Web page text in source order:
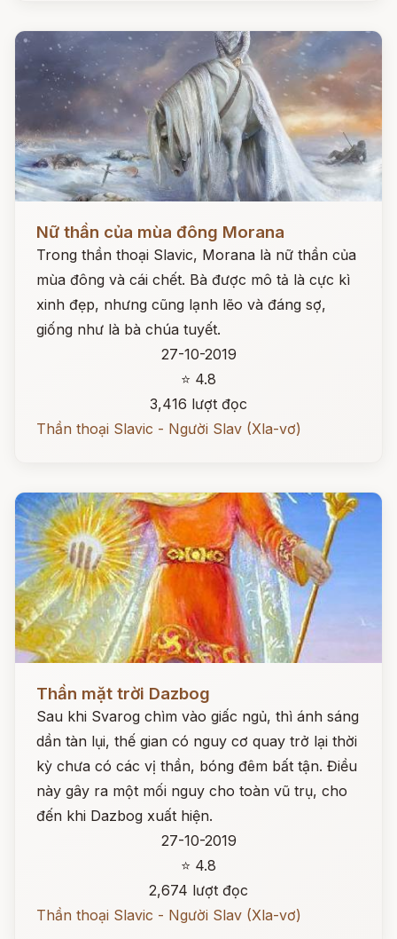
Nữ thần của mùa đông Morana
Trong thần thoại Slavic, Morana là nữ thần của
mùa đông và cái chết. Bà được mô tả là cực kì
xinh đẹp, nhưng cũng lạnh lẽo và đáng sợ,
giống như là bà chúa tuyết.
27-10-2019
⭐ 4.8
3,416 lượt đọc
Thần thoại Slavic - Người Slav (Xla-vơ)
Đọc ngay
Thần mặt trời Dazbog
Sau khi Svarog chìm vào giấc ngủ, thì ánh sáng
dần tàn lụi, thế gian có nguy cơ quay trở lại thời
kỳ chưa có các vị thần, bóng đêm bất tận. Điều
này gây ra một mối nguy cho toàn vũ trụ, cho
đến khi Dazbog xuất hiện.
27-10-2019
⭐ 4.8
2,674 lượt đọc
Thần thoại Slavic - Người Slav (Xla-vơ)